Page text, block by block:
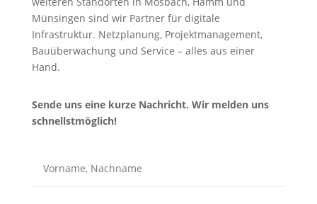
Münsingen sind wir Partner für digitale
Infrastruktur. Netzplanung, Projektmanagement,
Bauüberwachung und Service – alles aus einer
Hand.
Sende uns eine kurze Nachricht. Wir melden uns
schnellstmöglich!